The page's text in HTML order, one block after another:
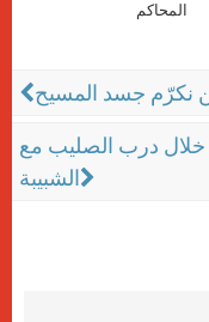
المحاكم
خلال درب الصليب مع
الشبيبة